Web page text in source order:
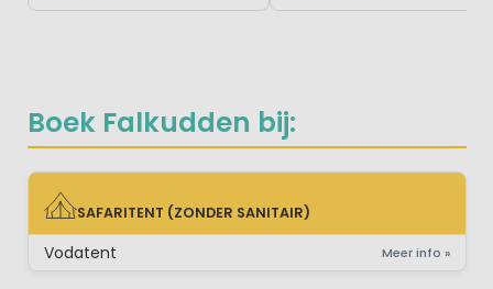
Boek Falkudden bij:
SAFARITENT (ZONDER SANITAIR)
SAFARITENT (ZONDER SANITAIR)
Vodatent Meer info »